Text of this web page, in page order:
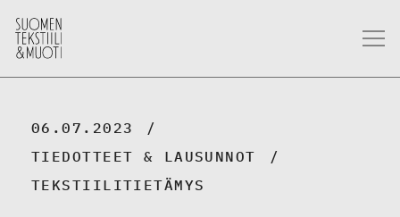
06.07.2023
TIEDOTTEET & LAUSUNNOT
TEKSTIILITIETÄMYS